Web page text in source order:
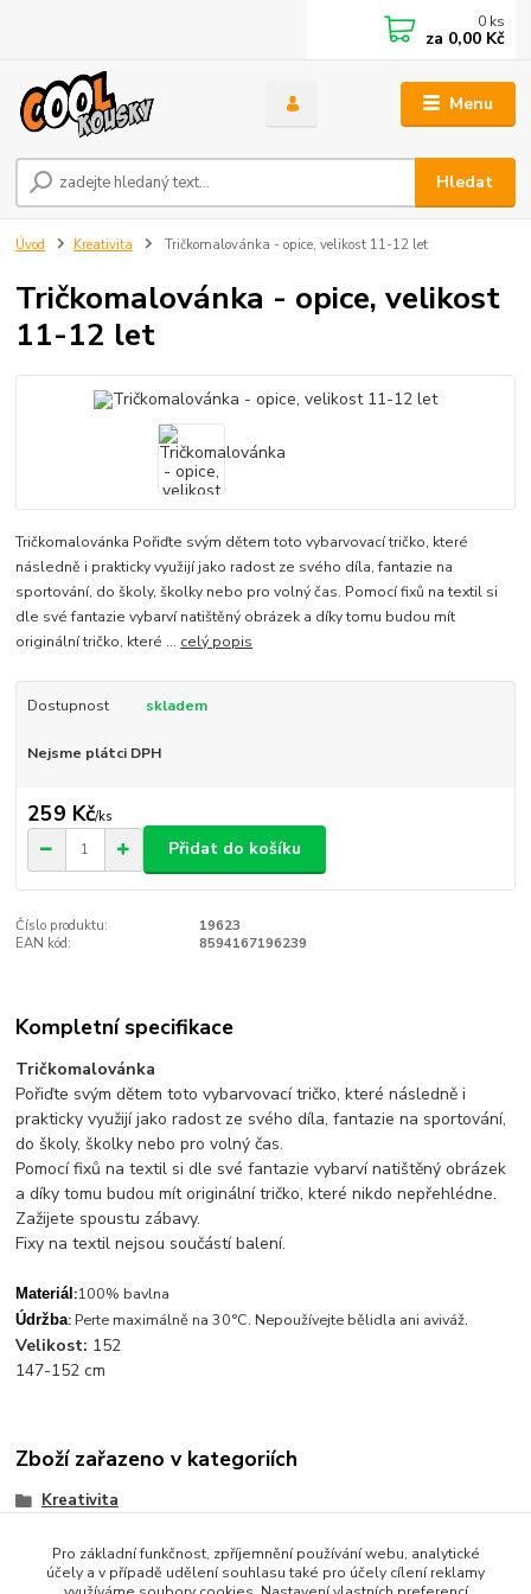
Menu
Hledat
0 ks
za 0,00 Kč
Úvod Kreativita Tričkomalovánka - opice, velikost 11-12 let
Tričkomalovánka - opice, velikost
11-12 let
Tričkomalovánka Pořiďte svým dětem toto vybarvovací tričko, které
následně i prakticky využijí jako radost ze svého díla, fantazie na
sportování, do školy, školky nebo pro volný čas. Pomocí fixů na textil si
dle své fantazie vybarví natištěný obrázek a díky tomu budou mít
originální tričko, které ... celý popis
Dostupnost skladem
Nejsme plátci DPH
259 Kč/ks
Přidat do košíku
Číslo produktu:
19623
EAN kód:
8594167196239
Kompletní specifikace
Tričkomalovánka
Pořiďte svým dětem toto vybarvovací tričko, které následně i
prakticky využijí jako radost ze svého díla, fantazie na sportování,
do školy, školky nebo pro volný čas.
Pomocí fixů na textil si dle své fantazie vybarví natištěný obrázek
a díky tomu budou mít originální tričko, které nikdo nepřehlédne.
Zažijete spoustu zábavy.
Fixy na textil nejsou součástí balení.
Materiál :100% bavlna
Údržba: Perte maximálně na 30°C. Nepoužívejte bělidla ani aviváž.
Velikost: 152
147-152 cm
Zboží zařazeno v kategoriích
Kreativita
Pro základní funkčnost, zpříjemnění používání webu, analytické
účely a v případě udělení souhlasu také pro účely cílení reklamy